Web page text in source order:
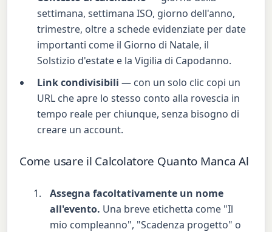
settimana, settimana ISO, giorno dell'anno,
trimestre, oltre a schede evidenziate per date
importanti come il Giorno di Natale, il
Solstizio d'estate e la Vigilia di Capodanno.
Link condivisibili — con un solo clic copi un
URL che apre lo stesso conto alla rovescia in
tempo reale per chiunque, senza bisogno di
creare un account.
Come usare il Calcolatore Quanto Manca Al
Assegna facoltativamente un nome
all'evento. Una breve etichetta come "Il
mio compleanno", "Scadenza progetto" o